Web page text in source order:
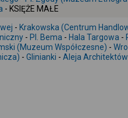
- KSIĘŻE MAŁE
- Krakowska (Centrum
- Pl. Bema - Hala Targowa -
(Muzeum Współczesne) -
- Glinianki - Aleja Architektów